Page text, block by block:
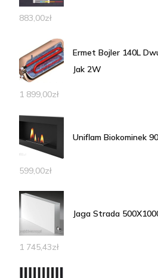
883,00zł
Ermet Bojler 140L
Jak 2W
1 899,00zł
Uniflam Biokominek
599,00zł
Jaga Strada
1 745,43zł